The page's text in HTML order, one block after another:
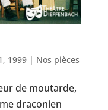
1999| Nos pièces
de moutarde,
draconien